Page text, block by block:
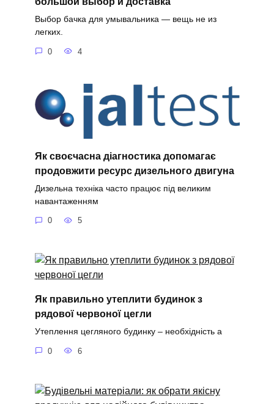
Выбор бачка для умывальника — вещь не из
легких.
0 4
Як своєчасна діагностика допомагає
продовжити ресурс дизельного двигуна
Дизельна техніка часто працює під великим
навантаженням
0 5
Як правильно утеплити будинок з
рядової червоної цегли
Утеплення цегляного будинку – необхідність а
0 6